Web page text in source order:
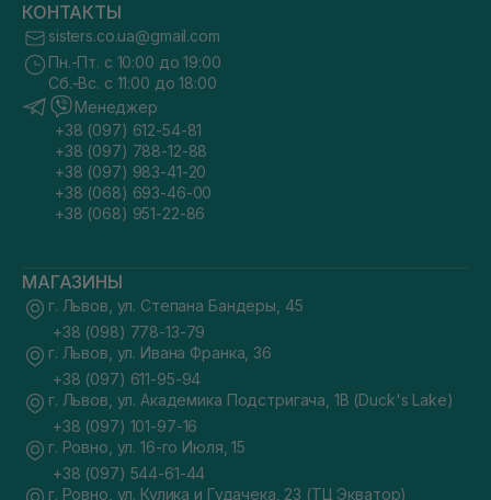
КОНТАКТЫ
sisters.co.ua@gmail.com
Пн.-Пт. с 10:00 до 19:00
Сб.-Вс. с 11:00 до 18:00
Менеджер
+38 (097) 612-54-81
+38 (097) 788-12-88
+38 (097) 983-41-20
+38 (068) 693-46-00
+38 (068) 951-22-86
МАГАЗИНЫ
г. Львов, ул. Степана Бандеры, 45
+38 (098) 778-13-79
г. Львов, ул. Ивана Франка, 36
+38 (097) 611-95-94
г. Львов, ул. Академика Подстригача, 1В (Duck's Lake)
+38 (097) 101-97-16
г. Ровно, ул. 16-го Июля, 15
+38 (097) 544-61-44
г. Ровно, ул. Кулика и Гудачека, 23 (ТЦ Экватор)